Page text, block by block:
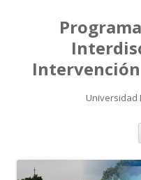
Universidad